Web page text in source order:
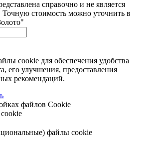
справочно и не является
Точную стоимость можно уточнить в
cookie для обеспечения удобства
его улучшения, предоставления
рекомендаций.
файлов Cookie
файлы cookie